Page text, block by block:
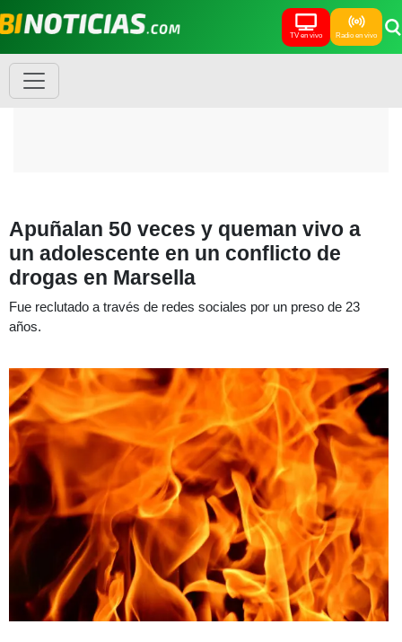
TV en vivo Radio en vivo
Apuñalan 50 veces y queman vivo a
un adolescente en un conflicto de
drogas en Marsella
Fue reclutado a través de redes sociales por un preso de 23
años.